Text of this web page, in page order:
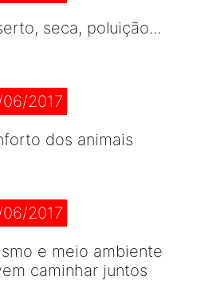
seca, poluição...
2017
dos animais
2017
e meio ambiente
caminhar juntos